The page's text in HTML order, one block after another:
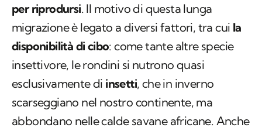
per riprodursi. Il motivo di questa lunga
migrazione è legato a diversi fattori, tra cui la
disponibilità di cibo: come tante altre specie
insettivore, le rondini si nutrono quasi
esclusivamente di insetti, che in inverno
scarseggiano nel nostro continente, ma
abbondano nelle calde savane africane. Anche